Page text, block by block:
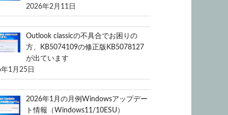
2026年2月11日
Outlook classicの不具合でお困りの
方、KB5074109の修正版KB5078127
が出ています
1月25日
2026年1月の月例Windowsアップデー
ト情報（Windows11/10ESU）